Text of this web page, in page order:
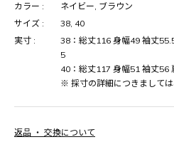
カラー :
ネイビー, ブラウン
サイズ :
38, 40
実寸 :
38：総丈116 身幅49 袖丈
5
40：総丈117 身幅51 袖丈56
※ 採寸の詳細につきましては
返品 ・ 交換について